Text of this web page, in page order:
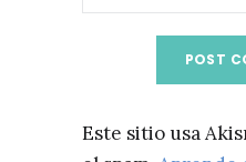
Este sitio usa